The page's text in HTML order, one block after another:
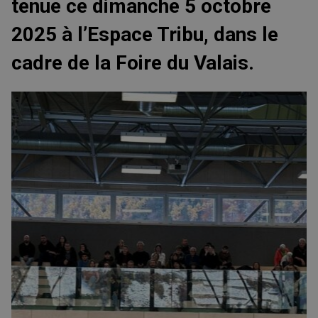
tenue ce dimanche 5 octobre
2025 à l’Espace Tribu, dans le
cadre de la Foire du Valais.